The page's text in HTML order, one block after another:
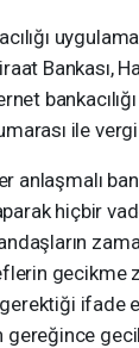
Bankası,
ile
anlaşmalı
hiçbir
gecikme
ifade